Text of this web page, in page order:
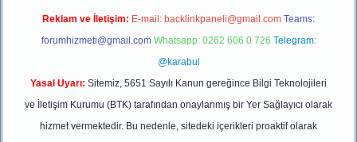
Reklam ve İletişim: E-mail: backlinkpaneli@gmail.com Teams:
forumhizmeti@gmail.com Whatsapp: 0262 606 0 726 Telegram:
@karabul
Yasal Uyarı: Sitemiz, 5651 Sayılı Kanun gereğince Bilgi Teknolojileri
ve İletişim Kurumu (BTK) tarafından onaylanmış bir Yer Sağlayıcı olarak
hizmet vermektedir. Bu nedenle, sitedeki içerikleri proaktif olarak